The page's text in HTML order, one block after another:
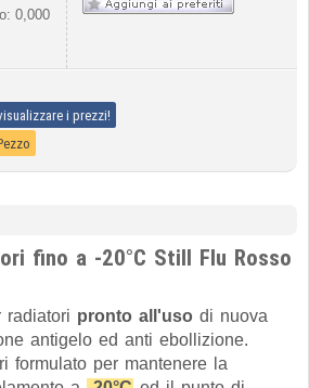
0,000
i prezzi!
fino a -20°C Still Flu Rosso
radiatori pronto all'uso di nuova
antigelo ed anti ebollizione.
formulato per mantenere la